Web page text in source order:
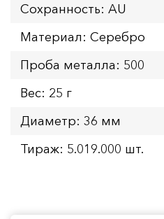
Сохранность: AU
Материал: Серебро
Проба металла: 500
Вес: 25 г
Диаметр: 36 мм
Тираж: 5.019.000 шт.